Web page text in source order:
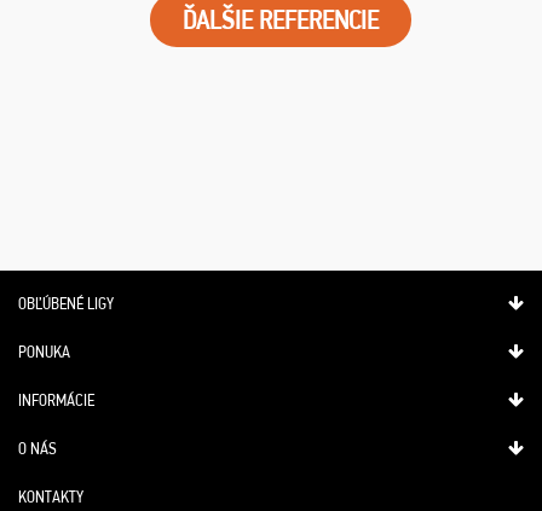
ĎALŠIE REFERENCIE
OBĽÚBENÉ LIGY
PONUKA
INFORMÁCIE
O NÁS
KONTAKTY